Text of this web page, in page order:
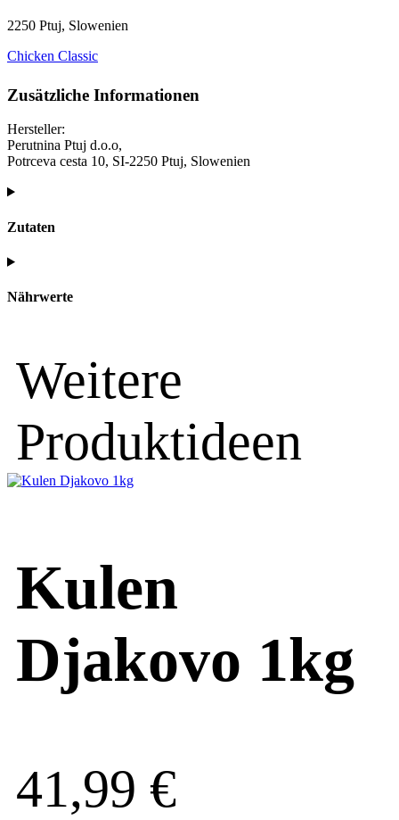
2250 Ptuj, Slowenien
Chicken Classic
Zusätzliche Informationen
Hersteller:
Perutnina Ptuj d.o.o,
Potrceva cesta 10, SI-2250 Ptuj, Slowenien
Zutaten
Nährwerte
Weitere
Produktideen
Kulen
Djakovo 1kg
41,99 €